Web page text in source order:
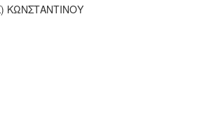
ΚΩΝΣΤΑΝΤΙΝΟΥ